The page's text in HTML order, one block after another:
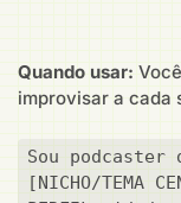
Quando usar:
improvisar a cada
Sou podcaster
[NICHO/TEMA